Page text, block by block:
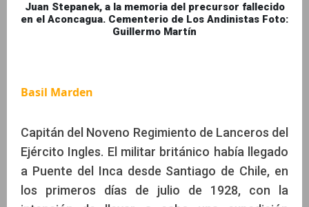
Juan Stepanek, a la memoria del precursor fallecido
en el Aconcagua. Cementerio de Los Andinistas Foto:
Guillermo Martín
Basil Marden
Capitán del Noveno Regimiento de Lanceros del
Ejército Ingles. El militar británico había llegado
a Puente del Inca desde Santiago de Chile, en
los primeros días de julio de 1928, con la